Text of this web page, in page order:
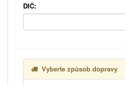
DIČ:
Vyberte způsob dopravy